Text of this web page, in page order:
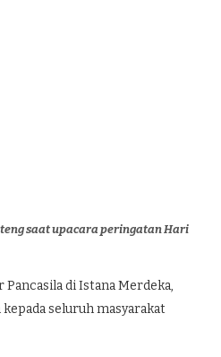
saat upacara peringatan Hari
di Istana Merdeka,
seluruh masyarakat